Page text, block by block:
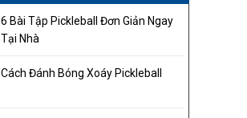
6 Bài Tập Pickleball Đơn Giản Ngay
Tại Nhà
Cách Đánh Bóng Xoáy Pickleball